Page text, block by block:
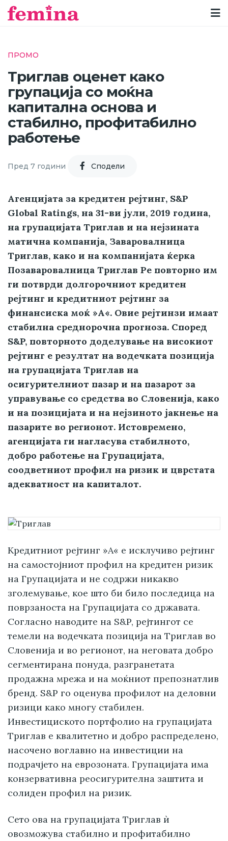
ПРОМО
Триглав оценет како
групација со моќна
капитална основа и
стабилно, профитабилно
работење
Пред 7 години Cподели
Агенцијата за кредитен рејтинг, S&P
Global Ratings, на 31-ви јули, 2019 година,
на групацијата Триглав и на нејзината
матична компанија, Заваровалница
Триглав, како и на компанијата ќерка
Позаваровалница Триглав Ре повторно им
ги потврди долгорочниот кредитен
рејтинг и кредитниот рејтинг за
финансиска моќ »A«. Овие рејтинзи имаат
стабилна среднорочна прогноза. Според
S&P, повторното доделување на високиот
рејтинг е резултат на водечката позиција
на групацијата Триглав на
осигурителниот пазар и на пазарот за
управување со средства во Словенија, како
и на позицијата и на нејзиното јакнење на
пазарите во регионот. Истовремено,
агенцијата ги нагласува стабилното,
добро работење на Групацијата,
соодветниот профил на ризик и цврстата
адекватност на капиталот.
Кредитниот рејтинг »A« е исклучиво рејтинг
на самостојниот профил на кредитен ризик
на Групацијата и не содржи никакво
зголемување, кое што би било последица на
поврзаноста на Групацијата со државата.
Согласно наводите на S&P, рејтингот се
темели на водечката позиција на Триглав во
Словенија и во регионот, на неговата добро
сегментирана понуда, разгранетата
продажна мрежа и на моќниот препознатлив
бренд. S&P го оценува профилот на деловни
ризици како многу стабилен.
Инвестициското портфолио на групацијата
Триглав е квалитетно и добро распределено,
насочено воглавно на инвестиции на
подрачјето на еврозоната. Групацијата има
конзервативна реосигурителна заштита и
солиден профил на ризик.
Сето ова на групацијата Триглав ѝ
овозможува стабилно и профитабилно